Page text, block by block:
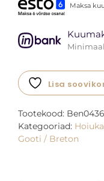
Maksa
Lisa
Tootekood: Ben0436
Kategooriad:
Gooti / Breton